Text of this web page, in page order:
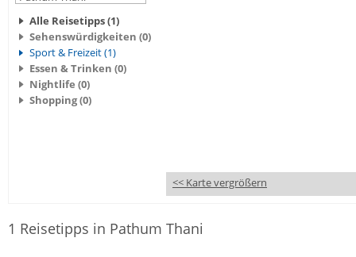
Alle Reisetipps (1)
Sehenswürdigkeiten (0)
Sport & Freizeit (1)
Essen & Trinken (0)
Nightlife (0)
Shopping (0)
<< Karte vergrößern
1 Reisetipps in Pathum Thani